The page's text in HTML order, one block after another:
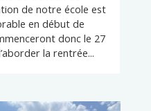
de notre école est
en début de
donc le 27
la rentrée...